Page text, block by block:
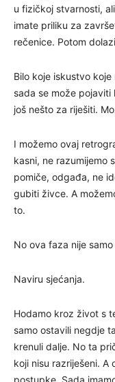
u fizičkoj stvarnosti,
imate priliku za
rečenice. Potom
Bilo koje iskustvo
sada se može pojaviti
još nešto za riješiti.
I možemo ovaj
kasni, ne razumijemo
pomiče, odgađa, ne
gubiti živce. A
to.
No ova faza nije
Naviru sjećanja.
Hodamo kroz život s
samo ostavili negdje
krenuli dalje. No ta
koji nisu razriješeni. A
postupke. Sada